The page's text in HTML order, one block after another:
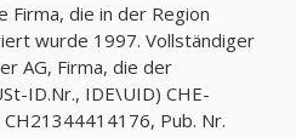
Firma, die in der Region
wurde 1997. Vollständiger
AG, Firma, die der
ID.Nr., IDE\UID) CHE-
Pub. Nr.